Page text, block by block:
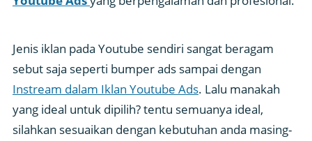
Jenis iklan pada Youtube sendiri sangat beragam
sebut saja seperti bumper ads sampai dengan
Instream dalam Iklan Youtube Ads. Lalu manakah
yang ideal untuk dipilih? tentu semuanya ideal,
silahkan sesuaikan dengan kebutuhan anda masing-